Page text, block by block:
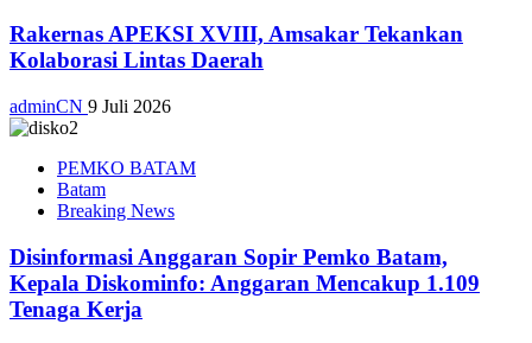
Rakernas APEKSI XVIII, Amsakar Tekankan
Kolaborasi Lintas Daerah
adminCN 9 Juli 2026
PEMKO BATAM
Batam
Breaking News
Disinformasi Anggaran Sopir Pemko Batam,
Kepala Diskominfo: Anggaran Mencakup 1.109
Tenaga Kerja